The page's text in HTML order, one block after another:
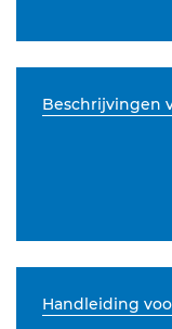
Beschrijvingen
Handleiding